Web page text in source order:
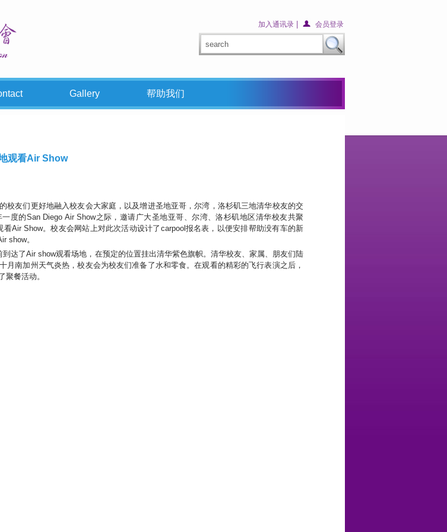
加入通讯录 会员登录
Gallery 帮助我们
观看Air Show
校友们更好地融入校友会大家庭，以及增进圣地亚哥，尔湾，洛杉矶三地清华校友的交
度的San Diego Air Show之际，邀请广大圣地亚哥、尔湾、洛杉矶地区清华校友共聚
看Air Show。校友会网站上对此次活动设计了carpool报名表，以便安排帮助没有车的新
show。
达了Air show观看场地，在预定的位置挂出清华紫色旗帜。清华校友、家属、朋友们陆
月南加州天气炎热，校友会为校友们准备了水和零食。在观看的精彩的飞行表演之后，
聚餐活动。